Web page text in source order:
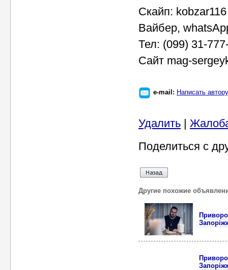
Скайп: kobzar116
Вайбер,
Тел: (099) 31-
Сайт mag-
e-mail: Написать автору
Удалить |
Поделиться с
Другие похожие